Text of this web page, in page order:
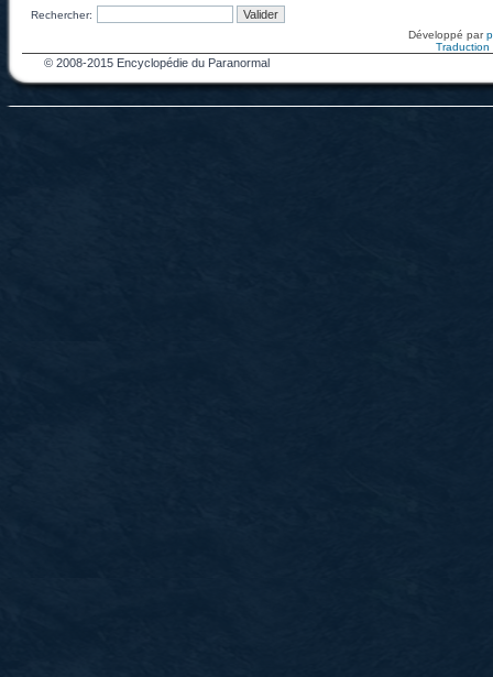
Rechercher:
Développé par
Traduction
© 2008-2015 Encyclopédie du Paranormal